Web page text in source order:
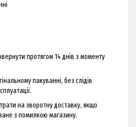
протягом 14 днів з моменту
пакуванні, без слідів
на зворотну доставку, якщо
з помилкою магазину.